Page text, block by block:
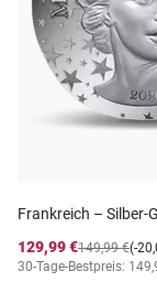
Frankreich – Silber-
129,99 €
(-
149,99 €
30-Tage-Bestpreis: